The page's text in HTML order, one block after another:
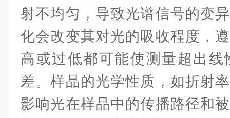
射不均匀，导致光谱信号的变
化会改变其对光的吸收程度，
高或过低都可能使测量超出
差。样品的光学性质，如折射
影响光在样品中的传播路径和